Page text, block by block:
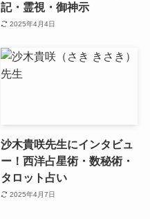
記・霊視・御神示
2025年4月4日
沙木貴咲先生にインタビュ
ー！西洋占星術・数秘術・
タロット占い
2025年4月7日